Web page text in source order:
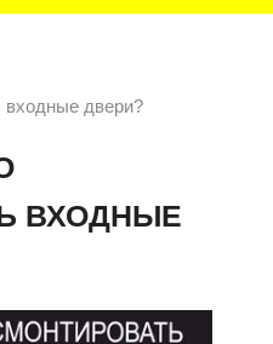
входные двери?
ВХОДНЫЕ